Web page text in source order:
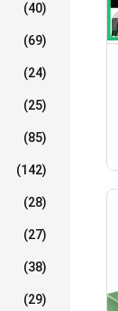
(40)
(69)
(24)
(25)
(85)
(142)
(28)
(27)
(38)
(29)